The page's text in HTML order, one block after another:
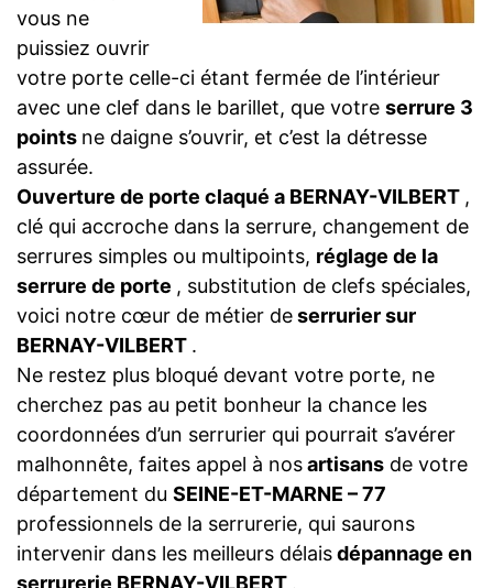
vous ne
puissiez ouvrir
votre porte celle-ci étant fermée de l’intérieur
avec une clef dans le barillet, que votre serrure 3
points ne daigne s’ouvrir, et c’est la détresse
assurée.
Ouverture de porte claqué a BERNAY-VILBERT ,
clé qui accroche dans la serrure, changement de
serrures simples ou multipoints, réglage de la
serrure de porte , substitution de clefs spéciales,
voici notre cœur de métier deserrurier sur
BERNAY-VILBERT .
Ne restez plus bloqué devant votre porte, ne
cherchez pas au petit bonheur la chance les
coordonnées d’un serrurier qui pourrait s’avérer
malhonnête, faites appel à nosartisans de votre
département du SEINE-ET-MARNE – 77
professionnels de la serrurerie, qui saurons
intervenir dans les meilleurs délaisdépannage en
serrurerie BERNAY-VILBERT